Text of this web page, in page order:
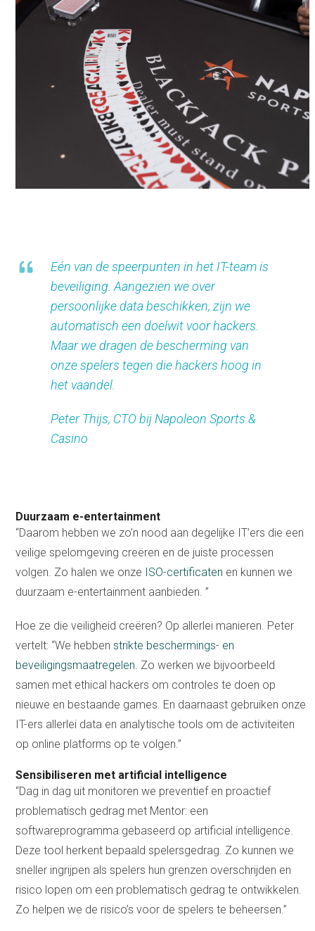
Eén van de speerpunten in het IT-team is
beveiliging. Aangezien we over
persoonlijke data beschikken, zijn we
automatisch een doelwit voor hackers.
Maar we dragen de bescherming van
onze spelers tegen die hackers hoog in
het vaandel.
Peter Thijs, CTO bij Napoleon Sports &
Casino
Duurzaam e-entertainment
“Daarom hebben we zo’n nood aan degelijke IT’ers die een
veilige spelomgeving creëren en de juiste processen
volgen. Zo halen we onze ISO-certificaten en kunnen we
duurzaam e-entertainment aanbieden. ”
Hoe ze die veiligheid creëren? Op allerlei manieren. Peter
vertelt: “We hebbenstrikte beschermings- en
beveiligingsmaatregelen . Zo werken we bijvoorbeeld
samen met ethical hackers om controles te doen op
nieuwe en bestaande games. En daarnaast gebruiken onze
IT-ers allerlei data en analytische tools om de activiteiten
op online platforms op te volgen.”
Sensibiliseren met artificial intelligence
“Dag in dag uit monitoren we preventief en proactief
problematisch gedrag met Mentor: een
softwareprogramma gebaseerd op artificial intelligence.
Deze tool herkent bepaald spelersgedrag. Zo kunnen we
sneller ingrijpen als spelers hun grenzen overschrijden en
risico lopen om een problematisch gedrag te ontwikkelen.
Zo helpen we de risico’s voor de spelers te beheersen.”